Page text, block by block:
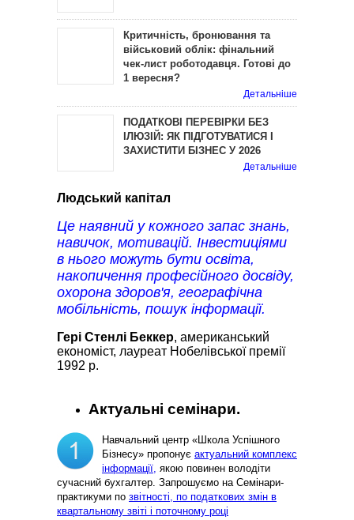
Критичність, бронювання та
військовий облік: фінальний
чек-лист роботодавця. Готові до
1 вересня?
Детальніше
ПОДАТКОВІ ПЕРЕВІРКИ БЕЗ
ІЛЮЗІЙ: ЯК ПІДГОТУВАТИСЯ І
ЗАХИСТИТИ БІЗНЕС У 2026
Детальніше
Людський капітал
Це наявний у кожного запас знань,
навичок, мотивацій. Інвестиціями
в нього можуть бути освіта,
накопичення професійного досвіду,
охорона здоров'я, географічна
мобільність, пошук інформації.
Гері Стенлі Беккер, американський
економіст, лауреат Нобелівської премії
1992 р.
Актуальні семінари.
Навчальний центр «Школа Успішного
Бізнесу» пропонує актуальний комплекс
інформації, якою повинен володіти
сучасний бухгалтер. Запрошуємо на Семінари-
практикуми по звітності, по податкових змін в
квартальному звіті і поточному році